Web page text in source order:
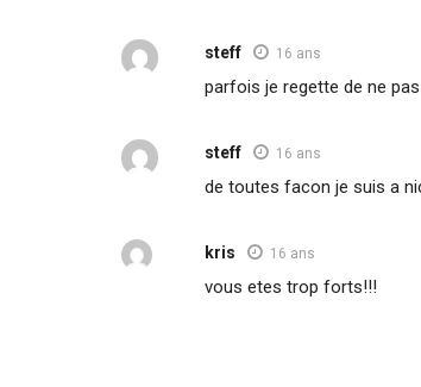
steff 16 ans
parfois je regette de ne
steff 16 ans
de toutes facon je suis a
kris 16 ans
vous etes trop forts!!!